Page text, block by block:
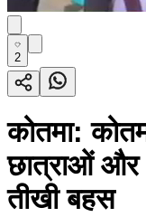
2
कोतमा:
छात्राओं और
तीखी बहस